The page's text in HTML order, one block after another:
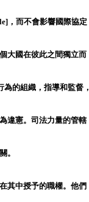
，而不會影響國際協定
大國在彼此之間獨立而
的組織，指導和監督，
違憲。司法力量的管轄
。
其中授予的職權。他們